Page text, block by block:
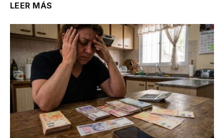
LEER MÁS